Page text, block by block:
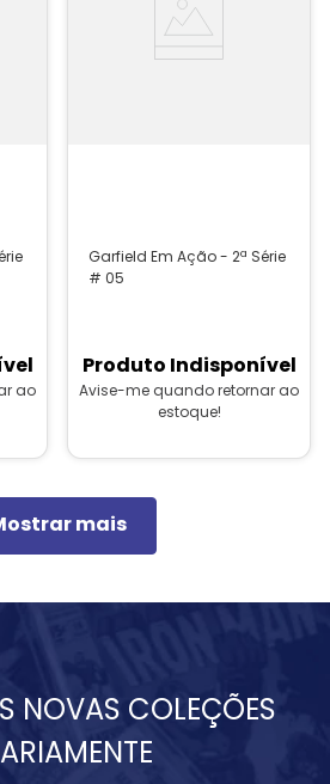
ao
Garfield Em Ação - 2ª Série
# 05
Produto Indisponível
Avise-me quando retornar ao
estoque!
mais
NOVAS COLEÇÕES